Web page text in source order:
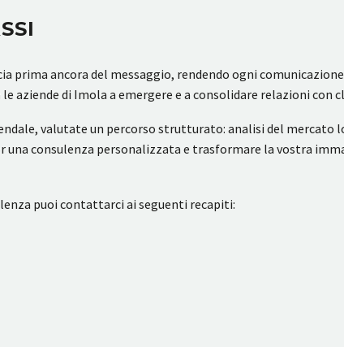
prima ancora del messaggio, rendendo ogni
aziende di Imola a emergere e a consolidare relazioni con
valutate un percorso strutturato: analisi del mercato
consulenza personalizzata e trasformare la vostra
puoi contattarci ai seguenti recapiti: